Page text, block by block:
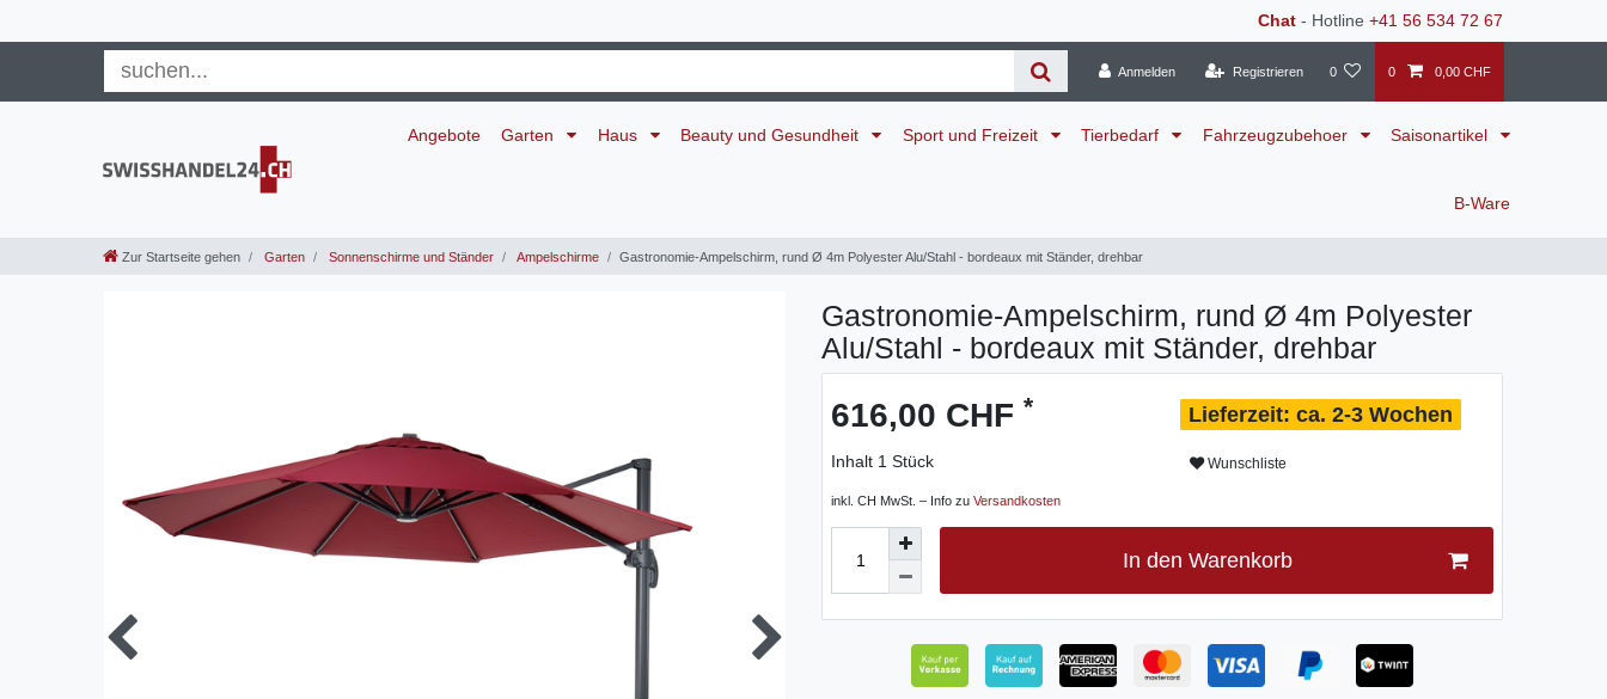
Chat - Hotline +41 56 534 72 67
Anmelden Registrieren 0 0 0,00 CHF
Angebote Garten Haus Beauty und Gesundheit Sport und Freizeit Tierbedarf Fahrzeugzubehoer Saisonartikel
B-Ware
Zur Startseite gehen Garten Sonnenschirme und Ständer Ampelschirme Gastronomie-Ampelschirm, rund Ø 4m Polyester Alu/Stahl - bordeaux mit Ständer, drehbar
Gastronomie-Ampelschirm, rund Ø 4m Polyester
Alu/Stahl - bordeaux mit Ständer, drehbar
616,00 CHF *
Inhalt 1 Stück
inkl. CH MwSt. – Info zu Versandkosten
ca. 2-3 Wochen
Wunschliste
In den Warenkorb